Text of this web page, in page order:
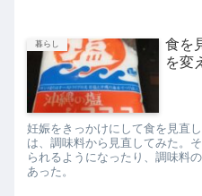
暮らし
食を
を変
妊娠をきっかけにして食を見直
は、調味料から見直してみた。
られるようになったり、調味料
あった。